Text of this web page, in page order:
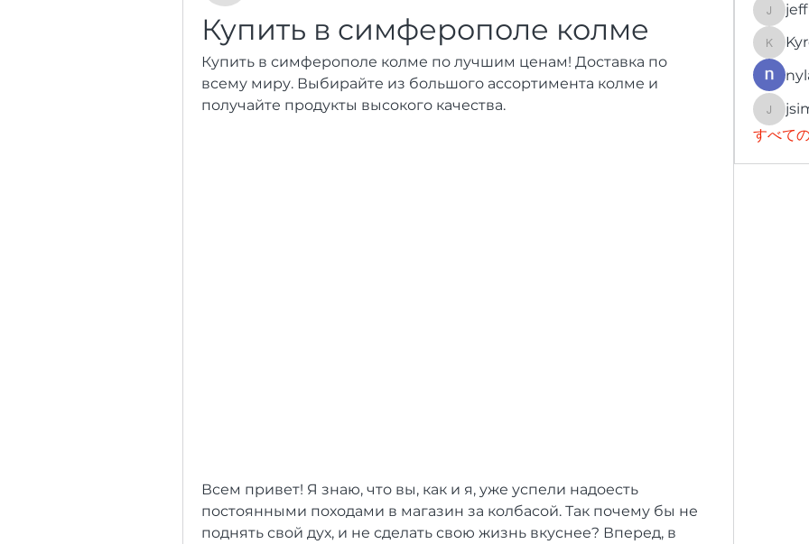
Купить в симферополе колме
Купить в симферополе колме по лучшим ценам! Доставка по
всему миру. Выбирайте из большого ассортимента колме и
получайте продукты высокого качества.
Всем привет! Я знаю, что вы, как и я, уже успели надоесть
постоянными походами в магазин за колбасой. Так почему бы не
поднять свой дух, и не сделать свою жизнь вкуснее? Вперед, в
すべて